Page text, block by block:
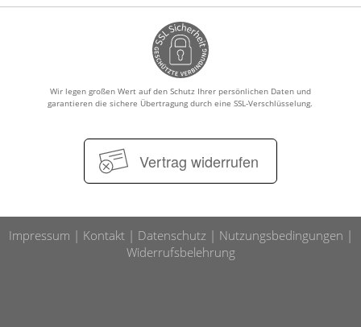
Wir legen großen Wert auf den Schutz Ihrer persönlichen Daten und
garantieren die sichere Übertragung durch eine SSL-Verschlüsselung.
Vertrag widerrufen
Impressum Kontakt Datenschutz
Nutzungsbedingungen
Widerrufsbelehrung